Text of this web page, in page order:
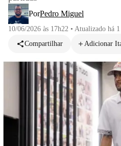
PorPedro Miguel
10/06/2026 às 17h22 • Atualizado há
Compartilhar
Adicionar